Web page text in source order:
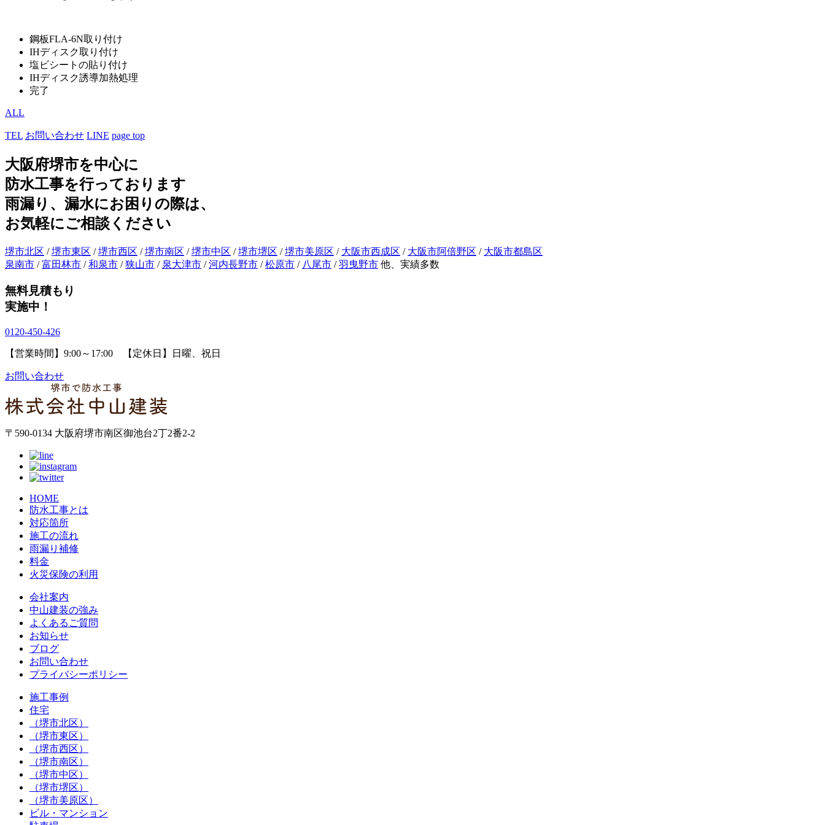
鋼板FLA-6N取り付け
IHディスク取り付け
塩ビシートの貼り付け
IHディスク誘導加熱処理
完了
ALL
TEL お問い合わせ LINE page top
大阪府堺市を中心に
防水工事を行っております
雨漏り、漏水にお困りの際は、
お気軽にご相談ください
堺市北区 /堺市東区 /堺市西区 /堺市南区 /堺市中区 /堺市堺区 /堺市美原区 / 大阪市西成区 / 大阪市阿倍野区 / 大阪市都島区
泉南市 /富田林市 /和泉市 /狭山市 / 泉大津市 /河内長野市 /松原市 / 八尾市 /羽曳野市 他、実績多数
無料見積もり
実施中！
0120-450-426
【営業時間】9:00～17:00 【定休日】日曜、祝日
お問い合わせ
〒590-0134 大阪府堺市南区御池台2丁2番2-2
HOME
防水工事とは
対応箇所
施工の流れ
雨漏り補修
料金
火災保険の利用
会社案内
中山建装の強み
よくあるご質問
お知らせ
ブログ
お問い合わせ
プライバシーポリシー
施工事例
住宅
（堺市北区）
（堺市東区）
（堺市西区）
（堺市南区）
（堺市中区）
（堺市堺区）
（堺市美原区）
ビル・マンション